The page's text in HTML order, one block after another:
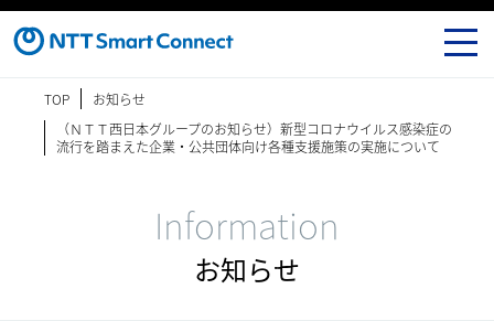
TOP
お知らせ
（ＮＴＴ西日本グループのお知らせ）新型コロナウイルス感染症の
流行を踏まえた企業・公共団体向け各種支援施策の実施について
Information
お知らせ